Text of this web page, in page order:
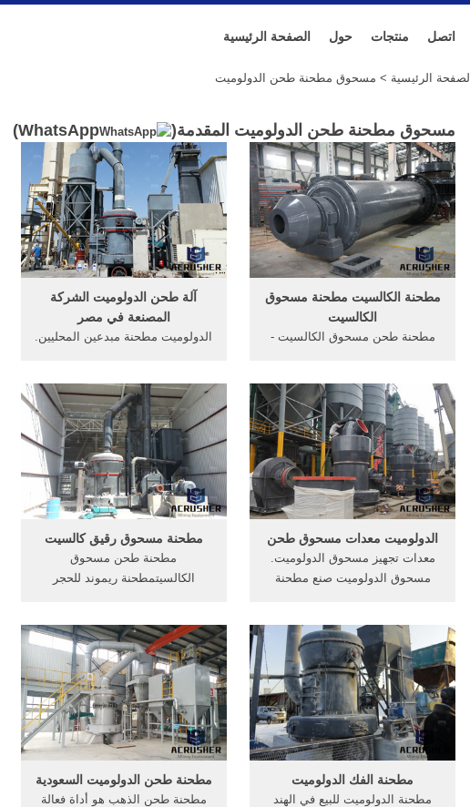
الصفحة الرئيسية حول منتجات اتصل
الصفحة الرئيسية > مسحوق مطحنة طحن الدولوميت
مسحوق مطحنة طحن الدولوميت المقدمة( WhatsApp
)
آلة طحن الدولوميت الشركة
المصنعة في مصر
الدولوميت مطحنة مبدعين المحليين.
طحن الخشنة, الموزع جاكرتا الفك
[الدردشة على الانترنت] تكسير
وغربلة النبات يستخدم في محطات
get price
مطحنة الكالسيت مطحنة مسحوق
الكالسيت
مطحنة طحن مسحوق الكالسيت -
الباريتمطحنة ريموند لعملية طحن
الكالسيت. التلك ريموند مطحنة
طحن مطحنة للحجر الجير حجر
طاحونة مسحوق, التلك 10t ...
مطحنة مسحوق رقيق كالسيت
مطحنة طحن مسحوق
الكالسيتمطحنة ريموند للحجر
الكالسيت. التلك ريموند مطحنة
طحن مطحنة للحجر الجير حجر
طاحونة
الدولوميت معدات مسحوق طحن
معدات تجهيز مسحوق الدولوميت.
مسحوق الدولوميت صنع مطحنة
الدولوميت صنع آلة لتجهيز خط مصنع
مسحوق السمك للبيعمصنع دردشة
مجانية. Get Price
مطحنة طحن الدولوميت السعودية
مطحنة طحن الذهب هو أداة فعالة
مطحنة الفك الدولوميت
مطحنة الدولوميت للبيع في الهند